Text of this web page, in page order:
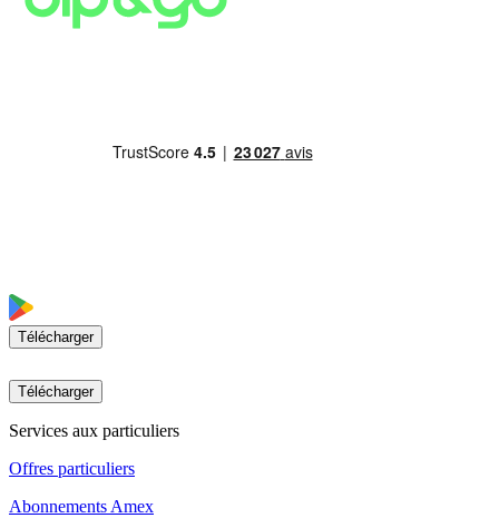
Télécharger
Télécharger
Services aux particuliers
Offres particuliers
Abonnements Amex